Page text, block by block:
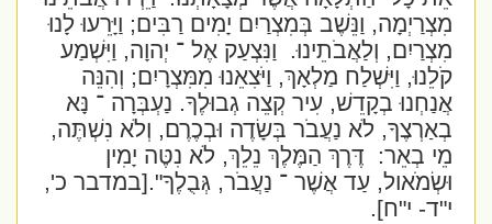
מִצְרַיְמָה, וַנֵּשֶׁב בְּמִצְרַיִם יָמִים רַבִּים; וַיָּרֵעוּ לָנוּ
מִצְרַיִם, וְלַאֲבֹתֵינוּ. וַנִּצְעַק אֶל ־ יְהוָה, וַיִּשְׁמַע
קֹלֵנוּ, וַיִּשְׁלַח מַלְאָךְ, וַיֹּצִאֵנוּ מִמִּצְרָיִם; וְהִנֵּה
אֲנַחְנוּ בְקָדֵשׁ, עִיר קְצֵה גְבוּלֶךָ. נַעְבְּרָה ־ נָּא
בְאַרְצֶךָ, לֹא נַעֲבֹר בְּשָׂדֶה וּבְכֶרֶם, וְלֹא נִשְׁתֶּה,
מֵי בְאֵר: דֶּרֶךְ הַמֶּלֶךְ נֵלֵךְ, לֹא נִטֶּה יָמִין
וּשְׂמֹאול, עַד אֲשֶׁר ־ נַעֲבֹר, גְּבֻלֶךָ".[במדבר כ',
י"ד- י"ח].